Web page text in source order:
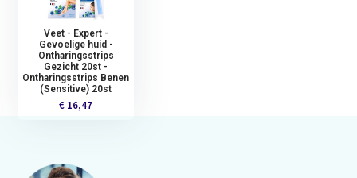
Veet - Expert -
Gevoelige huid -
Ontharingsstrips
Gezicht 20st -
Ontharingsstrips Benen
(Sensitive) 20st
€ 16,47